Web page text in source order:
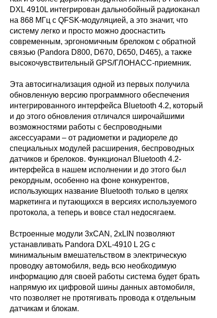
DXL 4910L интегрирован дальнобойный радиоканал
на 868 МГц с QFSK-модуляцией, а это значит, что
систему легко и просто можно дооснастить
современным, эргономичным брелоком с обратной
связью (Pandora D800, D670, D650, D465), а также
высокочувствительный GPS/ГЛОНАСС-приемник.
Эта автосигнализация одной из первых получила
обновленную версию программного обеспечения
интегрированного интерфейса Bluetooth 4.2, который
и до этого обновления отличался широчайшими
возможностями работы с беспроводными
аксессуарами – от радиометки и радиореле до
специальных модулей расширения, беспроводных
датчиков и брелоков. Функционал Bluetooth 4.2-
интерфейса в нашем исполнении и до этого был
рекордным, особенно на фоне конкурентов,
использующих название Bluetooth только в целях
маркетинга и путающихся в версиях используемого
протокола, а теперь и вовсе стал недосягаем.
Встроенные модули 3xCAN, 2xLIN позволяют
устанавливать Pandora DXL-4910 L 2G с
минимальным вмешательством в электрическую
проводку автомобиля, ведь всю необходимую
информацию для своей работы система будет брать
напрямую их цифровой шины данных автомобиля,
что позволяет не протягивать провода к отдельным
датчикам и блокам.